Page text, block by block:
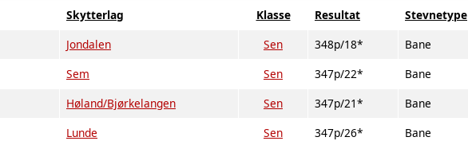
Skytterlag Klasse Resultat
Stevnetype
Jondalen Sen 348p/18* Bane
Sem Sen 347p/22* Bane
Høland/Bjørkelangen Sen 347p/21* Bane
Lunde Sen 347p/26* Bane